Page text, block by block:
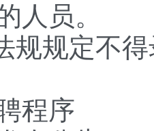
人员。
规定不得
程序